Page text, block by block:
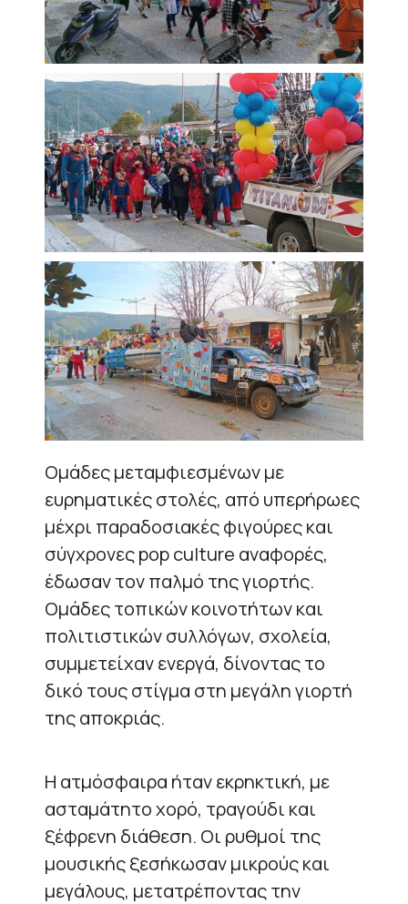
Ομάδες μεταμφιεσμένων με
ευρηματικές στολές, από υπερήρωες
μέχρι παραδοσιακές φιγούρες και
σύγχρονες pop culture αναφορές,
έδωσαν τον παλμό της γιορτής.
Ομάδες τοπικών κοινοτήτων και
πολιτιστικών συλλόγων, σχολεία,
συμμετείχαν ενεργά, δίνοντας το
δικό τους στίγμα στη μεγάλη γιορτή
της αποκριάς.
Η ατμόσφαιρα ήταν εκρηκτική, με
ασταμάτητο χορό, τραγούδι και
ξέφρενη διάθεση. Οι ρυθμοί της
μουσικής ξεσήκωσαν μικρούς και
μεγάλους, μετατρέποντας την